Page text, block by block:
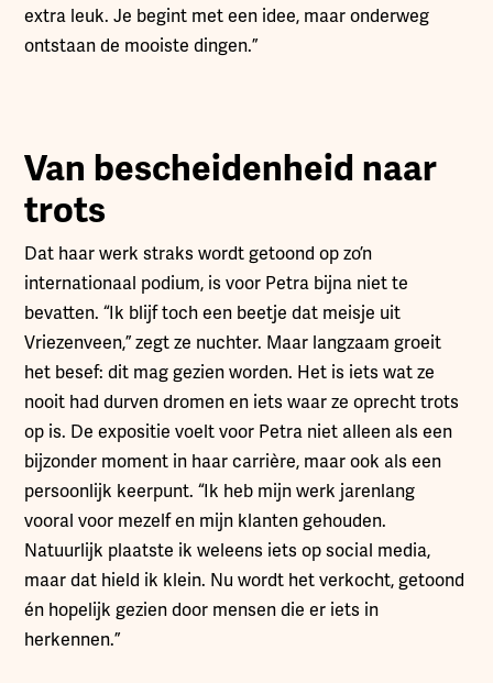
extra leuk. Je begint met een idee, maar onderweg
ontstaan de mooiste dingen.”
Van bescheidenheid naar
trots
Dat haar werk straks wordt getoond op zo’n
internationaal podium, is voor Petra bijna niet te
bevatten. “Ik blijf toch een beetje dat meisje uit
Vriezenveen,” zegt ze nuchter. Maar langzaam groeit
het besef: dit mag gezien worden. Het is iets wat ze
nooit had durven dromen en iets waar ze oprecht trots
op is. De expositie voelt voor Petra niet alleen als een
bijzonder moment in haar carrière, maar ook als een
persoonlijk keerpunt. “Ik heb mijn werk jarenlang
vooral voor mezelf en mijn klanten gehouden.
Natuurlijk plaatste ik weleens iets op social media,
maar dat hield ik klein. Nu wordt het verkocht, getoond
én hopelijk gezien door mensen die er iets in
herkennen.”